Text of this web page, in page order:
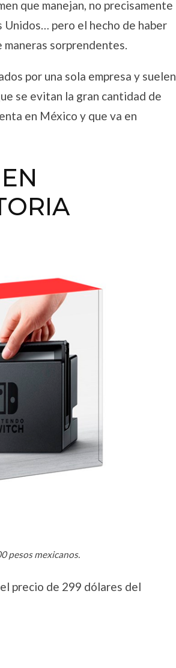
que manejan, no precisamente
pero el hecho de haber
sorprendentes.
por una sola empresa y suelen
se evitan la gran cantidad de
en México y que va en
pesos mexicanos.
precio de 299 dólares del